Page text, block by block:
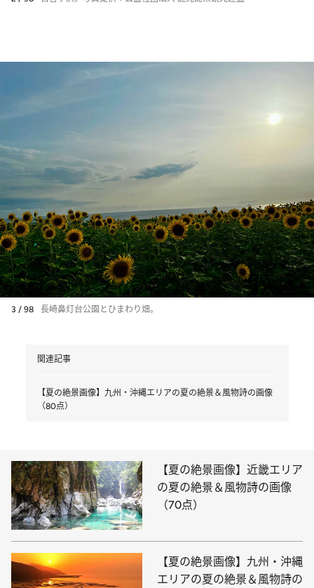
3 / 98 長崎鼻灯台公園とひまわり畑。
関連記事
【夏の絶景画像】九州・沖縄エリアの夏の絶景＆風物詩の画像
（80点）
【夏の絶景画像】近畿エリア
の夏の絶景＆風物詩の画像
（70点）
【夏の絶景画像】九州・沖縄
エリアの夏の絶景＆風物詩の